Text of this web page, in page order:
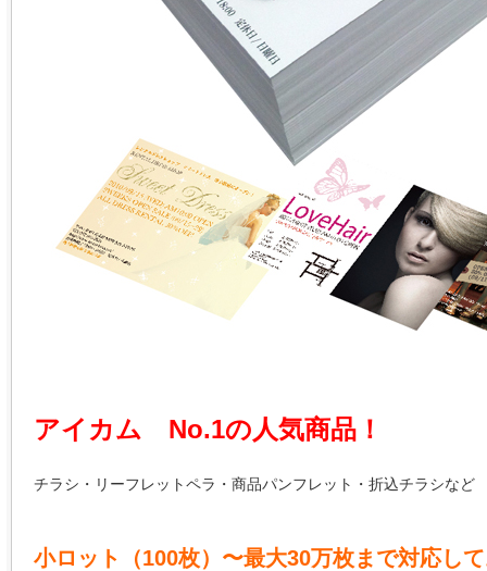
アイカム No.1の人気商品！
チラシ・リーフレットペラ・商品パンフレット・折込チラシなど
小ロット（100枚）〜最大30万枚まで対応し